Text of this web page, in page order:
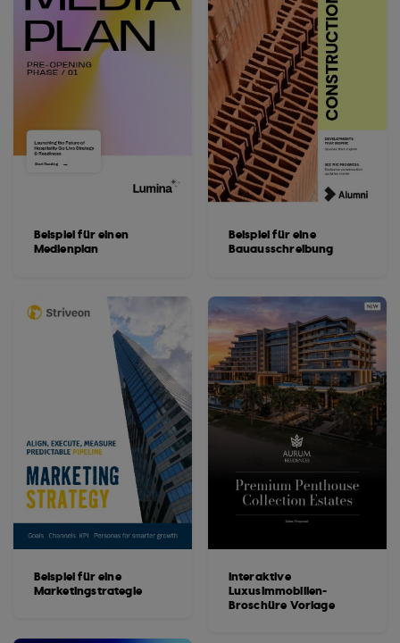
Beispiel für einen
Medienplan
Beispiel für eine
Marketingstrategie
Beispiel für eine
Bauausschreibung
Interaktive
Luxusimmobilien-
Broschüre Vorlage